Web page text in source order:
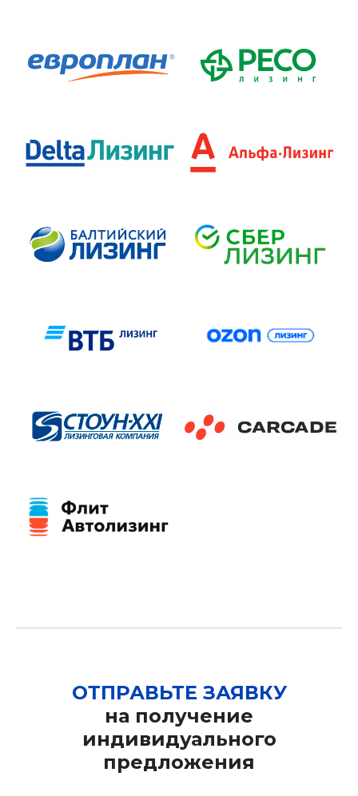
ОТПРАВЬТЕ ЗАЯВКУ
на получение
индивидуального
предложения